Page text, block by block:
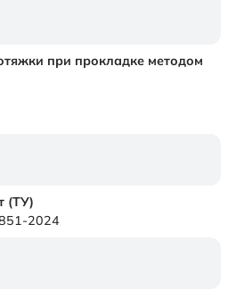
при прокладке методом
(ТУ)
2024